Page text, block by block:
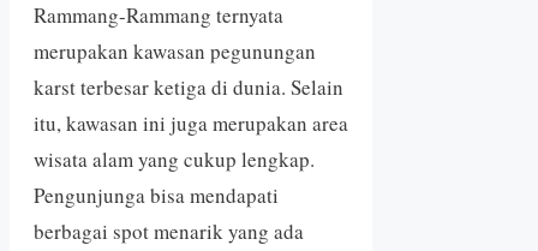
Rammang-Rammang ternyata
merupakan kawasan pegunungan
karst terbesar ketiga di dunia. Selain
itu, kawasan ini juga merupakan area
wisata alam yang cukup lengkap.
Pengunjunga bisa mendapati
berbagai spot menarik yang ada